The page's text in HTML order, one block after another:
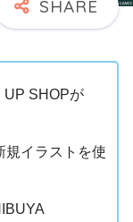
UP SHOPが
規イラストを使